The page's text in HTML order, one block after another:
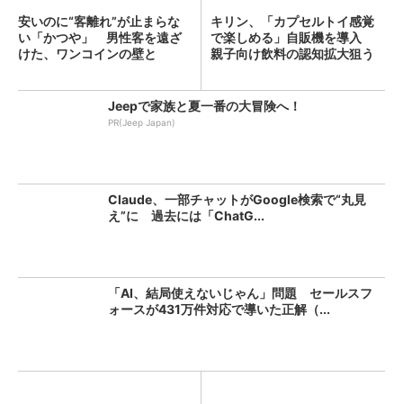
安いのに“客離れ”が止まらな
い「かつや」 男性客を遠ざ
けた、ワンコインの壁と
キリン、「カプセルトイ感覚
で楽しめる」自販機を導入
親子向け飲料の認知拡大狙う
Jeepで家族と夏一番の大冒険へ！
PR(Jeep Japan)
Claude、一部チャットがGoogle検索で“丸見
え”に 過去には「ChatG...
「AI、結局使えないじゃん」問題 セールスフ
ォースが431万件対応で導いた正解（...